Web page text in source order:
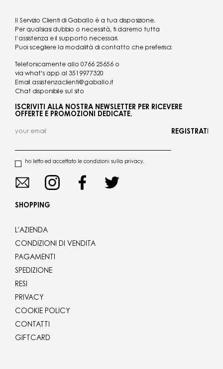
Il Servizio Clienti di Gaballo è a tua disposizione.
Per qualsiasi dubbio o necessità, ti daremo tutta
l’assistenza e il supporto necessari.
Puoi scegliere la modalità di contatto che preferisci:
Telefonicamente allo 0766 25656 o
via what's app al 3519977320
Email assistenzaclienti@gaballo.it
Chat disponibile sul sito
ISCRIVITI ALLA NOSTRA NEWSLETTER PER RICEVERE
OFFERTE E PROMOZIONI DEDICATE.
ho letto ed accettato le condizioni sulla privacy.
REGISTRATI
SHOPPING
L'AZIENDA
CONDIZIONI DI VENDITA
PAGAMENTI
SPEDIZIONE
RESI
PRIVACY
COOKIE POLICY
CONTATTI
GIFTCARD